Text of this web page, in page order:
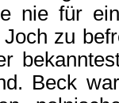
nie für
Joch zu
Beck